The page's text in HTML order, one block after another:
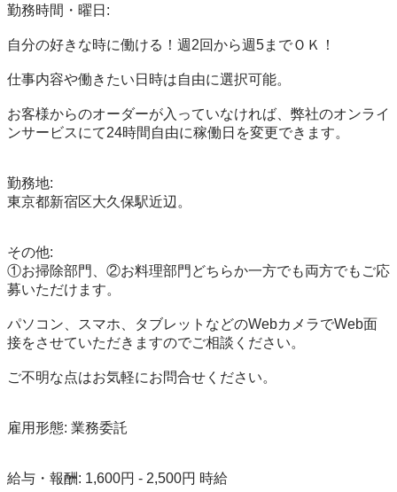
勤務時間・曜日:
自分の好きな時に働ける！週2回から週5までＯＫ！
仕事内容や働きたい日時は自由に選択可能。
お客様からのオーダーが入っていなければ、弊社のオンライ
ンサービスにて24時間自由に稼働日を変更できます。
勤務地:
東京都新宿区大久保駅近辺。
その他:
①お掃除部門、②お料理部門どちらか一方でも両方でもご応
募いただけます。
パソコン、スマホ、タブレットなどのWebカメラでWeb面
接をさせていただきますのでご相談ください。
ご不明な点はお気軽にお問合せください。
雇用形態: 業務委託
給与・報酬: 1,600円 - 2,500円 時給